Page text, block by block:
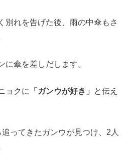
別れを告げた後、雨の中傘もさ
に傘を差しだします。
ョクに 「ガンウが好き」 と伝え
ってきたガンウが見つけ、2人